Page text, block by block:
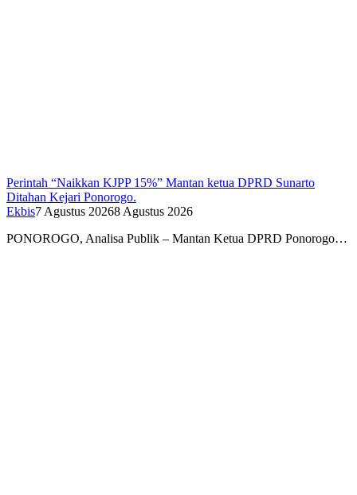
Perintah “Naikkan KJPP 15%” Mantan ketua DPRD Sunarto
Ditahan Kejari Ponorogo.
Ekbis7 Agustus 20268 Agustus 2026
PONOROGO, Analisa Publik – Mantan Ketua DPRD Ponorogo…